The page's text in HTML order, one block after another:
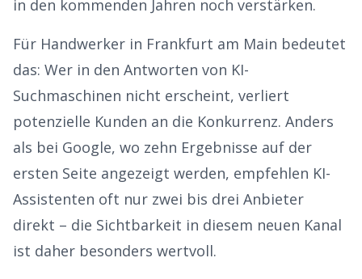
in den kommenden Jahren noch verstärken.
Für Handwerker in Frankfurt am Main bedeutet
das: Wer in den Antworten von KI-
Suchmaschinen nicht erscheint, verliert
potenzielle Kunden an die Konkurrenz. Anders
als bei Google, wo zehn Ergebnisse auf der
ersten Seite angezeigt werden, empfehlen KI-
Assistenten oft nur zwei bis drei Anbieter
direkt – die Sichtbarkeit in diesem neuen Kanal
ist daher besonders wertvoll.